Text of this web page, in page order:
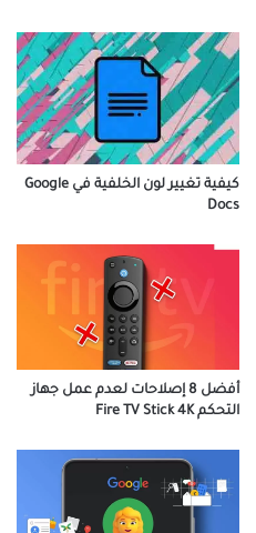
كيفية تغيير لون الخلفية في Google
Docs
أفضل 8 إصلاحات لعدم عمل جهاز
التحكم Fire TV Stick 4K